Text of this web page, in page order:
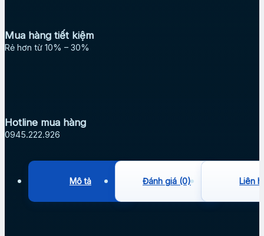
Mua hàng tiết kiệm
Rẻ hơn từ 10% – 30%
Hotline mua hàng
0945.222.926
Mô tả Đánh giá (0) Liên